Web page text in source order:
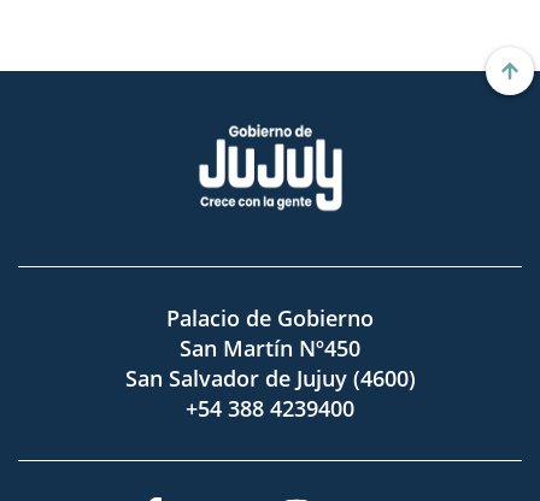
Palacio de Gobierno
San Martín Nº450
San Salvador de Jujuy (4600)
+54 388 4239400